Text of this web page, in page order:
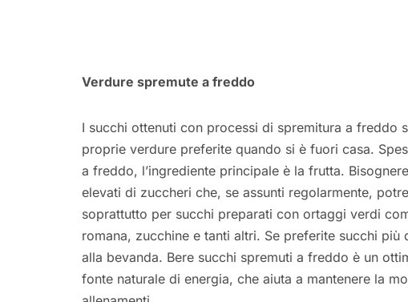
Verdure spremute a freddo
I succhi ottenuti con processi di spremitura a freddo
proprie verdure preferite quando si è fuori casa.
a freddo, l’ingrediente principale è la frutta.
elevati di zuccheri che, se assunti regolarmente,
soprattutto per succhi preparati con ortaggi verdi
romana, zucchine e tanti altri. Se preferite succhi
alla bevanda. Bere succhi spremuti a freddo è un
fonte naturale di energia, che aiuta a mantenere la